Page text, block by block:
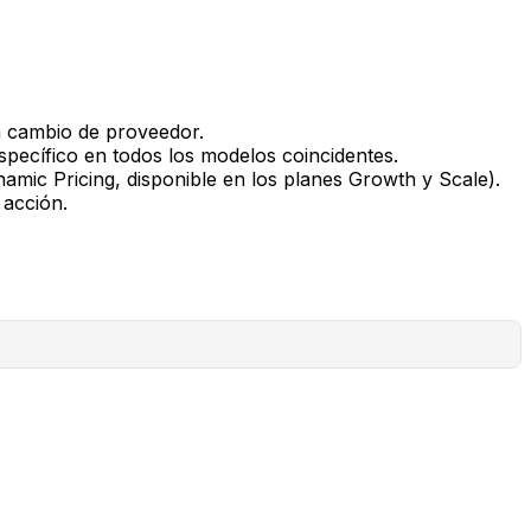
de proveedor.
en todos los modelos coincidentes.
Pricing, disponible en los planes Growth y Scale).